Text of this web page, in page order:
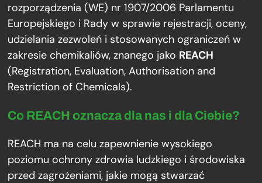
rozporządzenia (WE) nr 1907/2006 Parlamentu
Europejskiego i Rady w sprawie rejestracji, oceny,
udzielania zezwoleń i stosowanych ograniczeń w
zakresie chemikaliów, znanego jako REACH
(Registration, Evaluation, Authorisation and
Restriction of Chemicals).
Co REACH oznacza dla nas i dla Ciebie?
REACH ma na celu zapewnienie wysokiego
poziomu ochrony zdrowia ludzkiego i środowiska
przed zagrożeniami, jakie mogą stwarzać